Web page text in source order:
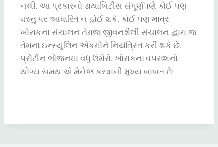
નથી. આ પ્રકારનો ડાયાબિટીસ સંપૂર્ણપણે કોઈ પણ
વસ્તુ પર આધારિત ન હોઈ શકે. કોઈ પણ માત્ર
ખોરાકના સંચાલન તેમજ જીવનશૈલી સંચાલન દ્વારા જ
તેમના ઇન્સ્યુલિન એકમોને નિયંત્રિત કરી શકે છે.
પ્રોટીન ભોજનમાં વધુ ઉમેરો. ખોરાકના વપરાશનો
યોગ્ય સમય એ મેનેજ કરવાની મુખ્ય બાબત છે.